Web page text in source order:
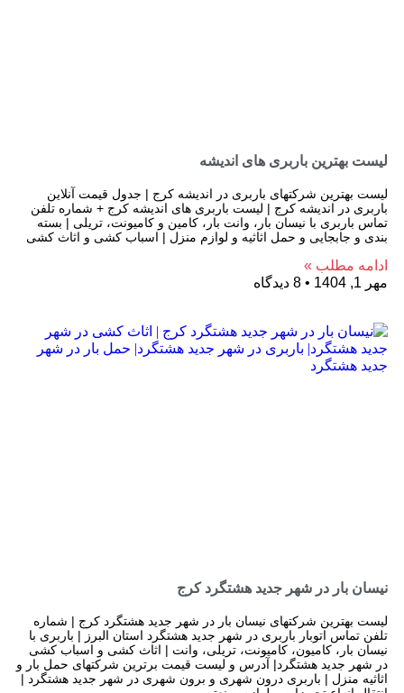
لیست بهترین باربری های اندیشه
لیست بهترین شرکتهای باربری در اندیشه کرج | جدول قیمت آنلاین
باربری در اندیشه کرج | لیست باربری های اندیشه کرج + شماره تلفن
تماس باربری با نیسان بار، وانت بار، کامین و کامیونت، تریلی | بسته
بندی و جابجایی و حمل اثاثیه و لوازم منزل | اسباب کشی و اثاث کشی
ادامه مطلب »
مهر 1, 1404
نیسان بار در شهر جدید هشتگرد کرج
لیست بهترین شرکتهای نیسان بار در شهر جدید هشتگرد کرج | شماره
تلفن تماس اتوبار باربری در شهر جدید هشتگرد استان البرز | باربری با
نیسان بار، کامیون، کامیونت، تریلی، وانت | اثاث کشی و اسباب کشی
در شهر جدید هشتگرد| آدرس و لیست قیمت برترین شرکتهای حمل بار و
اثاثیه منزل | باربری درون شهری و برون شهری در شهر جدید هشتگرد |